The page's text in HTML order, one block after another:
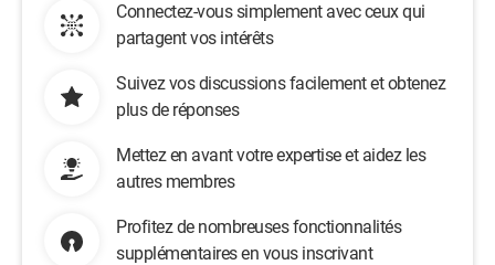
}, joinMsgDelay);
// New chat comment received
connection.on('chat', (msg) => {
if (window.settings.showChats === "0") return;
// New gift received
connection.on('gift', (data) => {
Connectez-vous simplement avec ceux qui
partagent vos intérêts
Suivez vos discussions facilement et obtenez
plus de réponses
Mettez en avant votre expertise et aidez les
autres membres
Profitez de nombreuses fonctionnalités
supplémentaires en vous inscrivant